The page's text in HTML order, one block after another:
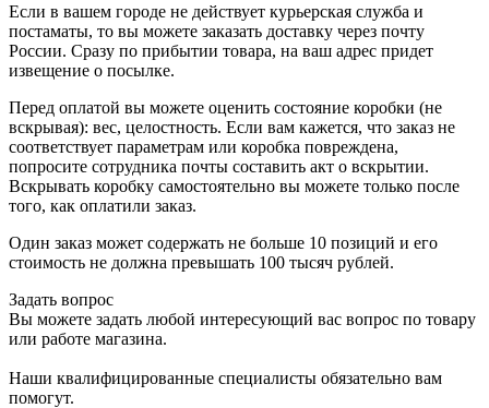
Если в вашем городе не действует курьерская служба и
постаматы, то вы можете заказать доставку через почту
России. Сразу по прибытии товара, на ваш адрес придет
извещение о посылке.
Перед оплатой вы можете оценить состояние коробки (не
вскрывая): вес, целостность. Если вам кажется, что заказ не
соответствует параметрам или коробка повреждена,
попросите сотрудника почты составить акт о вскрытии.
Вскрывать коробку самостоятельно вы можете только после
того, как оплатили заказ.
Один заказ может содержать не больше 10 позиций и его
стоимость не должна превышать 100 тысяч рублей.
Задать вопрос
Вы можете задать любой интересующий вас вопрос по товару
или работе магазина.
Наши квалифицированные специалисты обязательно вам
помогут.